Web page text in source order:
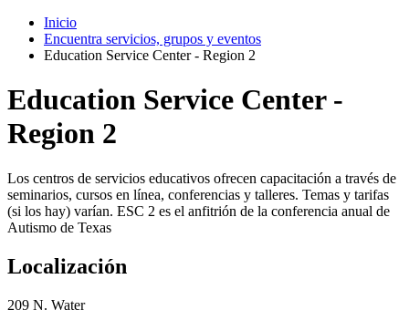
Inicio
Encuentra servicios, grupos y eventos
Education Service Center - Region 2
Education Service Center -
Region 2
Los centros de servicios educativos ofrecen capacitación a través de
seminarios, cursos en línea, conferencias y talleres. Temas y tarifas
(si los hay) varían. ESC 2 es el anfitrión de la conferencia anual de
Autismo de Texas
Localización
209 N. Water